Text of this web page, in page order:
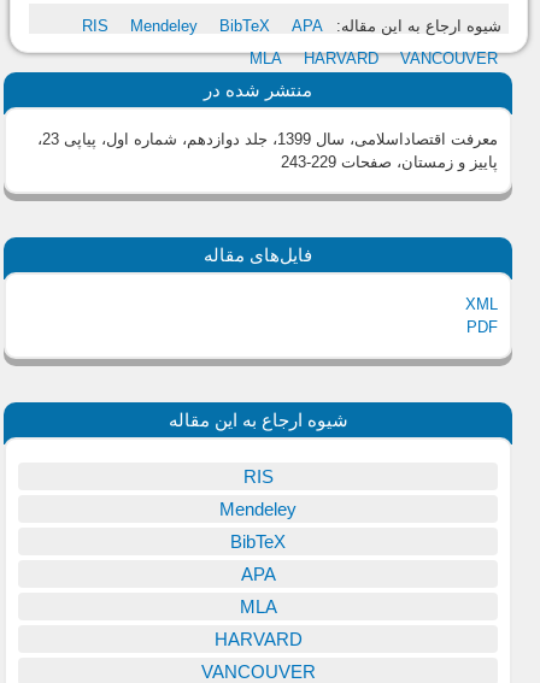
شیوه ارجاع به این مقاله: RIS Mendeley BibTeX
APA
MLA
HARVARD VANCOUVER
منتشر شده در
معرفت اقتصاداسلامی، سال 1399، جلد دوازدهم، شماره اول، پیاپی 23،
پاییز و زمستان، صفحات 229-243
فایل‌های مقاله
XML
PDF
شیوه ارجاع به این مقاله
RIS
Mendeley
BibTeX
APA
MLA
HARVARD
VANCOUVER